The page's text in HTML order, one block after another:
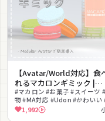
【Avatar/World対応】食
れるマカロンギミック |
Macaron【VRChat】
#マカロン #お菓子 #スイーツ
物 #MA対応 #Udon #かわいい
レゼント #小物 #撮影向け
1,992